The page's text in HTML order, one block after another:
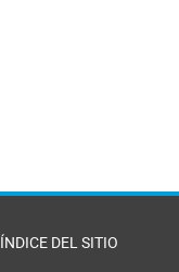
ÍNDICE DEL SITIO